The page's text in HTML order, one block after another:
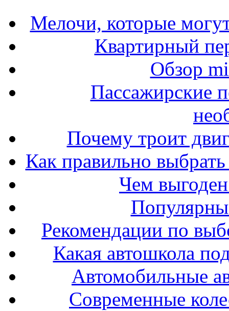
Мелочи, которые
Квартирный
Обзор
Пассажирские
Почему троит
Как правильно выбрать
Чем
Рекомендации по
Какая автошкола
Автомобильные
Современные